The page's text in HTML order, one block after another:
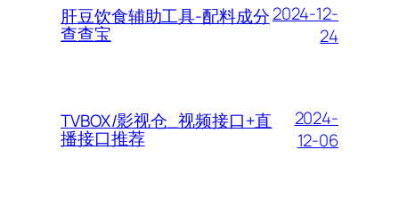
肝豆饮食辅助工具-配料成分
查查宝
2024-12-
24
TVBOX/影视仓_视频接口+直
播接口推荐
2024-
12-06